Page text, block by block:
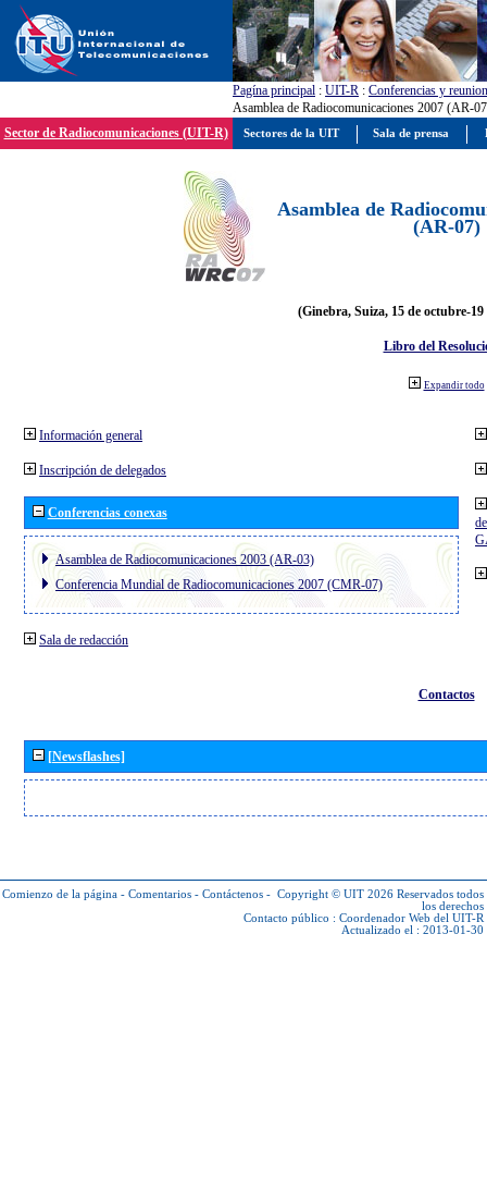
Pagína principal : UIT-R : Conferencias y
Asamblea de Radiocomunicaciones 2007 (AR-
Sector de Radiocomunicaciones (UIT-R)
Asamblea de
(AR-07)
(Ginebra, Suiza, 15 de octubre-19
Libro del
Expandir todo
Información general
Inscripción de delegados
Conferencias conexas
Asamblea de Radiocomunicaciones 2003 (AR-03)
Conferencia Mundial de Radiocomunicaciones 2007 (CMR-07)
Sala de redacción
Contactos
[Newsflashes]
Comienzo de la página - Comentarios - Contáctenos - Copyright © UIT 2026 Reservados todos
los derechos
Contacto público : Coordenador Web del UIT-R
Actualizado el : 2013-01-30
Sectores de la UIT Sala de prensa